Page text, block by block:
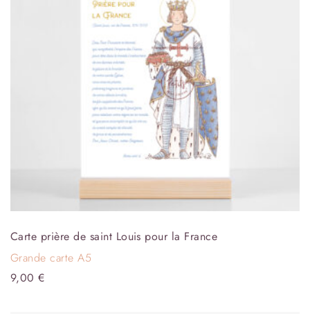
Carte prière de saint Louis pour la France
Grande carte A5
9,00€